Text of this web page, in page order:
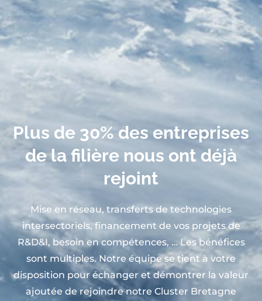
Plus de 30% des entreprises
de la filière nous ont déjà
rejoint
Mise en réseau, transferts de technologies
intersectoriels, financement de vos projets de
R&D&I, besoin en compétences, … Les bénéfices
sont multiples. Notre équipe se tient à votre
disposition pour échanger et démontrer la valeur
ajoutée de rejoindre notre Cluster Bretagne